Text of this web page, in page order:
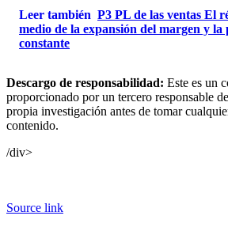
Leer también P3 PL de las ventas El
medio de la expansión del margen y la
constante
Descargo de responsabilidad: Este es un
proporcionado por un tercero responsable
propia investigación antes de tomar
contenido.
/div>
Source link